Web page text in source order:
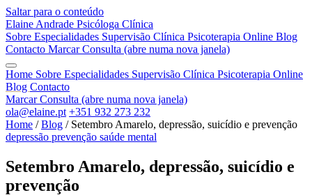
Saltar para o conteúdo
Elaine Andrade Psicóloga Clínica
Sobre Especialidades Supervisão Clínica Psicoterapia Online Blog
Contacto Marcar Consulta (abre numa nova janela)
Home Sobre Especialidades Supervisão Clínica Psicoterapia Online
Blog Contacto
Marcar Consulta (abre numa nova janela)
ola@elaine.pt +351 932 273 232
Home / Blog / Setembro Amarelo, depressão, suicídio e prevenção
depressão prevenção saúde mental
Setembro Amarelo, depressão, suicídio e
prevenção